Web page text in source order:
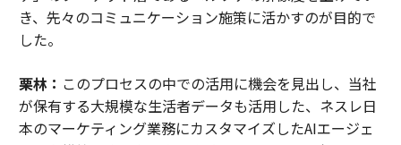
き、先々のコミュニケーション施策に活かすのが目的で
した。
栗林： このプロセスの中での活用に機会を見出し、当社
が保有する大規模な生活者データも活用した、ネスレ日
本のマーケティング業務にカスタマイズしたAIエージェ